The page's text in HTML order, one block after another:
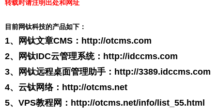
转载时请注明出处和网址
目前网钛科技的产品如下：
1、网钛文章CMS： http://otcms.com
2、网钛IDC云管理系统： http://idccms.com
3、网钛远程桌面管理助手： http://3389.idccms.com
4、云钛网络： http://otcms.net
5、VPS教程网： http://otcms.net/info/list_55.html